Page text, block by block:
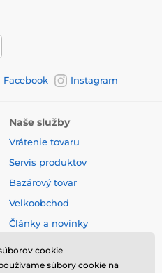
Facebook Instagram
Naše služby
Vrátenie tovaru
Servis produktov
Bazárový tovar
Velkoobchod
Články a novinky
cookie
súbory cookie na